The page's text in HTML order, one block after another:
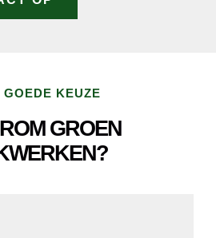
GOEDE KEUZE
GROEN